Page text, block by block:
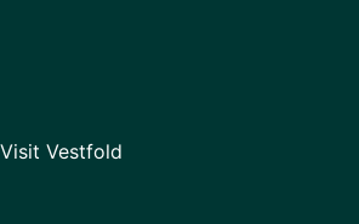
Visit Vestfold